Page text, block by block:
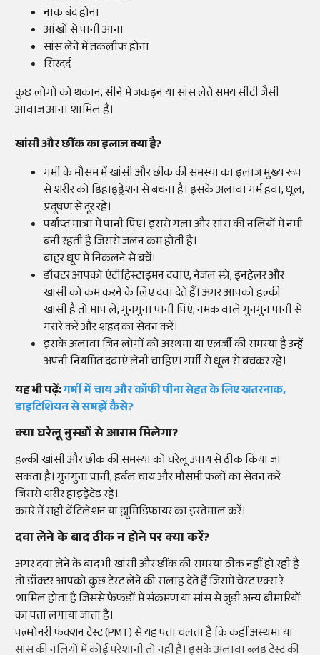
नाक बंद होना
आंखों से पानी आना
सांस लेने में तकलीफ होना
सिरदर्द
कुछ लोगों को थकान, सीने में जकड़न या सांस लेते समय सीटी जैसी
आवाज आना शामिल हैं।
खांसी और छींक का इलाज क्या है?
गर्मी के मौसम में खांसी और छींक की समस्या का इलाज मुख्य रूप
से शरीर को डिहाइड्रेशन से बचना है। इसके अलावा गर्म हवा, धूल,
प्रदूषण से दूर रहे।
पर्याप्त मात्रा में पानी पिएं। इससे गला और सांस की नलियों में नमी
बनी रहती है जिससे जलन कम होती है।
बाहर धूप में निकलने से बचें।
डॉक्टर आपको एंटीहिस्टाइमन दवाएं, नेजल स्प्रे, इनहेलर और
खांसी को कम करने के लिए दवा देते हैं। अगर आपको हल्की
खांसी है तो भाप लें, गुनगुना पानी पिएं, नमक वाले गुनगुन पानी से
गरारे करें और शहद का सेवन करें।
इसके अलावा जिन लोगों को अस्थमा या एलर्जी की समस्या है उन्हें
अपनी नियमित दवाएं लेनी चाहिए। गर्मी से धूल से बचकर रहे।
यह भी पढ़ें:गर्मी में चाय और कॉफी पीना सेहत के लिए खतरनाक,
डाइटिशियन से समझें कैसे?
क्या घरेलू नुस्खों से आराम मिलेगा?
हल्की खांसी और छींक की समस्या को घरेलू उपाय से ठीक किया जा
सकता है। गुनगुना पानी, हर्बल चाय और मौसमी फलों का सेवन करें
जिससे शरीर हाइड्रेटेड रहे।
कमरे में सही वेंटिलेशन या ह्यूमिडिफायर का इस्तेमाल करें।
दवा लेने के बाद ठीक न होने पर क्या करें?
अगर दवा लेने के बाद भी खांसी और छींक की समस्या ठीक नहीं हो रही है
तो डॉक्टर आपको कुछ टेस्ट लेने की सलाह देते हैं जिसमें चेस्ट एक्स रे
शामिल होता है जिससे फेफड़ों में संक्रमण या सांस से जुड़ी अन्य बीमारियों
का पता लगाया जाता है।
पल्मोनरी फंक्शन टेस्ट (PMT) से यह पता चलता है कि कहीं अस्थमा या